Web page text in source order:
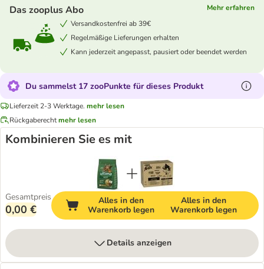
Das zooplus Abo
Mehr erfahren
Versandkostenfrei ab 39€
Regelmäßige Lieferungen erhalten
Kann jederzeit angepasst, pausiert oder beendet werden
Du sammelst 17 zooPunkte für dieses Produkt
Lieferzeit 2-3 Werktage. mehr lesen
Rückgaberechtmehr lesen
Kombinieren Sie es mit
Gesamtpreis
0,00 €
Alles in den
Warenkorb legen
Alles in den
Warenkorb legen
Details anzeigen